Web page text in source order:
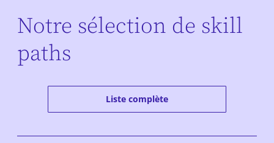
Notre sélection de skill
paths
Liste complète